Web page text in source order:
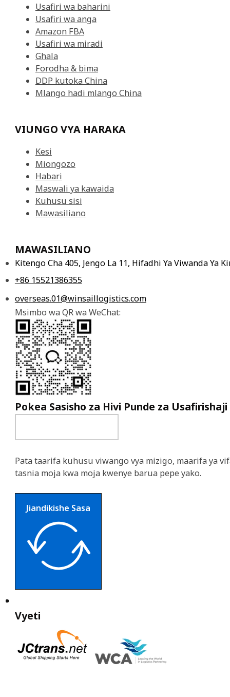
Usafiri wa baharini
Usafiri wa anga
Amazon FBA
Usafiri wa miradi
Ghala
Forodha & bima
DDP kutoka China
Mlango hadi mlango China
VIUNGO VYA HARAKA
Kesi
Miongozo
Habari
Maswali ya kawaida
Kuhusu sisi
Mawasiliano
MAWASILIANO
Kitengo Cha 405, Jengo La 11, Hifadhi Ya Viwanda Ya
+86 15521386355
overseas.01@winsaillogistics.com
Msimbo wa QR wa WeChat:
Pokea Sasisho za Hivi Punde za Usafirishaji
Pata taarifa kuhusu viwango vya mizigo, maarifa ya
tasnia moja kwa moja kwenye barua pepe yako.
Jiandikishe Sasa
Vyeti